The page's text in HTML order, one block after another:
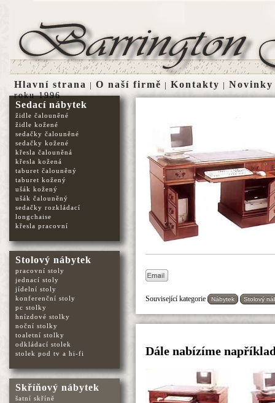
Související kategorie Nábytek Stolový
Dále nabízíme
Sedací nábytek
židle čalouněné
židle kožené
sedačky čalouněné
sedačky kožené
křesla čalouněná
křesla kožená
taburet čalouněný
taburet kožený
ušák kožený
ušák čalouněný
sedačky rozkládací
longchaise
křesla pracovní
Stolový nábytek
pracovní stoly
jednací stoly
jídelní stoly
konferenční stoly
pc stolky
hnízdové stolky
noční stolky
toaletní stolky
odkládací stolek
stolek pod tv a hi-fi
Skříňový nábytek
šatní skříně
Hlavní strana | O naší firmě | Kontakty | Novinky
roku 1996